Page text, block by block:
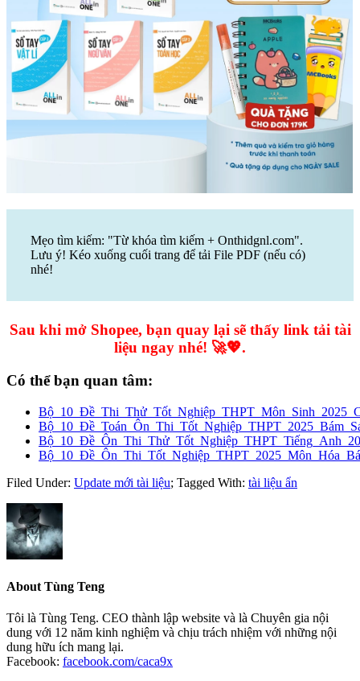
Mẹo tìm kiếm: "Từ khóa tìm kiếm + Onthidgnl.com".
Lưu ý! Kéo xuống cuối trang để tải File PDF (nếu có)
nhé!
Sau khi mở Shopee, bạn quay lại sẽ thấy link tải tài
liệu ngay nhé! 🚀💖.
Có thể bạn quan tâm:
Filed Under: Update mới tài liệu; Tagged With: tài liệu ẩn
About Tùng Teng
Tôi là Tùng Teng. CEO thành lập website và là Chuyên gia nội
dung với 12 năm kinh nghiệm và chịu trách nhiệm với những nội
dung hữu ích mang lại.
Facebook: facebook.com/caca9x